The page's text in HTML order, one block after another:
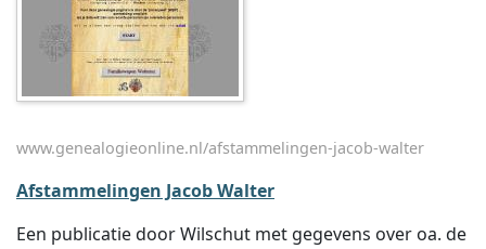
www.genealogieonline.nl/afstammelingen-jacob-walter
Afstammelingen Jacob Walter
Een publicatie door Wilschut met gegevens over oa. de